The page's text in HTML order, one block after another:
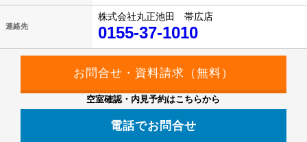
連絡先
株式会社丸正池田 帯広店
0155-37-1010
空室確認・内見予約はこちらから
電話でお問合せ